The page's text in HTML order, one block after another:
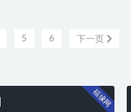
5 6 下一页
福缘网